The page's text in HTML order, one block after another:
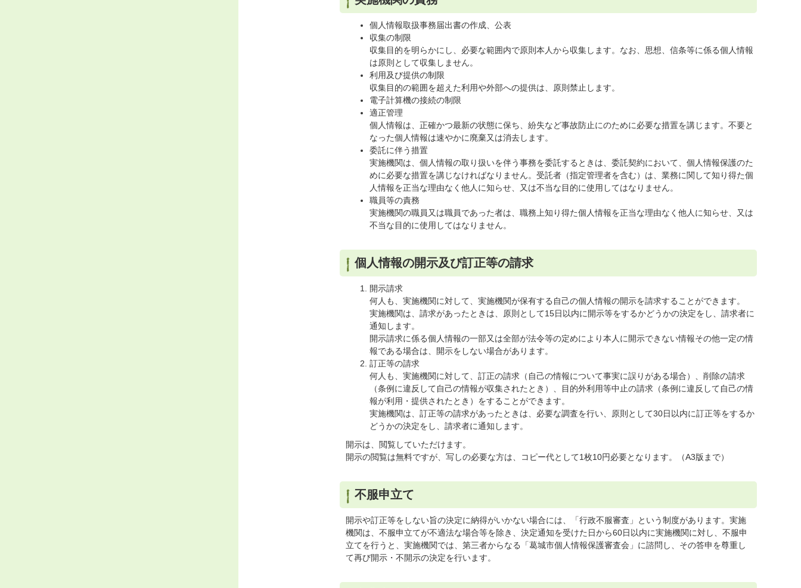
個人情報取扱事務届出書の作成、公表
収集の制限
収集目的を明らかにし、必要な範囲内で原則本人から収集します。なお、思想、信条等に係る個人情報
は原則として収集しません。
利用及び提供の制限
収集目的の範囲を超えた利用や外部への提供は、原則禁止します。
電子計算機の接続の制限
適正管理
個人情報は、正確かつ最新の状態に保ち、紛失など事故防止にのために必要な措置を講じます。不要と
なった個人情報は速やかに廃棄又は消去します。
委託に伴う措置
実施機関は、個人情報の取り扱いを伴う事務を委託するときは、委託契約において、個人情報保護のた
めに必要な措置を講じなければなりません。受託者（指定管理者を含む）は、業務に関して知り得た個
人情報を正当な理由なく他人に知らせ、又は不当な目的に使用してはなりません。
職員等の責務
実施機関の職員又は職員であった者は、職務上知り得た個人情報を正当な理由なく他人に知らせ、又は
不当な目的に使用してはなりません。
個人情報の開示及び訂正等の請求
開示請求
何人も、実施機関に対して、実施機関が保有する自己の個人情報の開示を請求することができます。
実施機関は、請求があったときは、原則として15日以内に開示等をするかどうかの決定をし、請求者に
通知します。
開示請求に係る個人情報の一部又は全部が法令等の定めにより本人に開示できない情報その他一定の情
報である場合は、開示をしない場合があります。
訂正等の請求
何人も、実施機関に対して、訂正の請求（自己の情報について事実に誤りがある場合）、削除の請求
（条例に違反して自己の情報が収集されたとき）、目的外利用等中止の請求（条例に違反して自己の情
報が利用・提供されたとき）をすることができます。
実施機関は、訂正等の請求があったときは、必要な調査を行い、原則として30日以内に訂正等をするか
どうかの決定をし、請求者に通知します。
開示は、閲覧していただけます。
開示の閲覧は無料ですが、写しの必要な方は、コピー代として1枚10円必要となります。（A3版まで）
不服申立て
開示や訂正等をしない旨の決定に納得がいかない場合には、「行政不服審査」という制度があります。実施
機関は、不服申立てが不適法な場合等を除き、決定通知を受けた日から60日以内に実施機関に対し、不服申
立てを行うと、実施機関では、第三者からなる「葛城市個人情報保護審査会」に諮問し、その答申を尊重し
て再び開示・不開示の決定を行います。